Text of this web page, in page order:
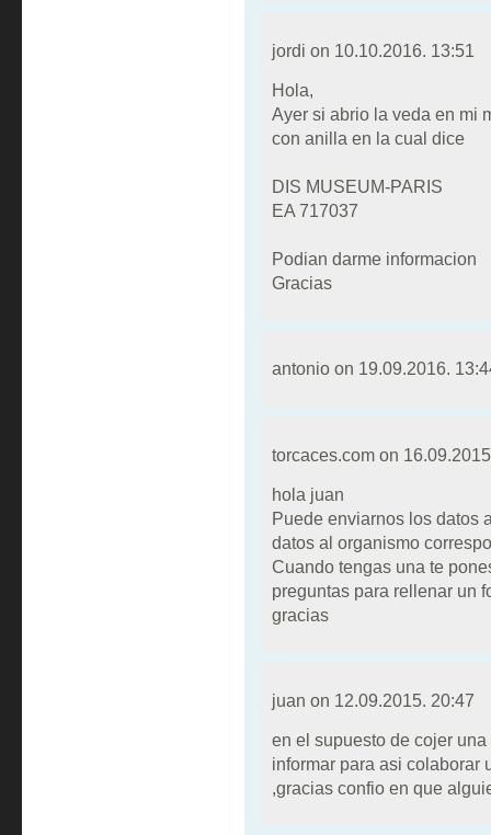
jordi on 10.10.2016. 13:51
Hola,
Ayer si abrio la veda en mi
con anilla en la cual dice
DIS MUSEUM-PARIS
EA 717037
Podian darme informacion
Gracias
antonio on 19.09.2016.
torcaces.com on
hola juan
Puede enviarnos los datos
datos al organismo
Cuando tengas una te
preguntas para rellenar un
gracias
juan on 12.09.2015. 20:47
en el supuesto de cojer
informar para asi colaborar
,gracias confio en que